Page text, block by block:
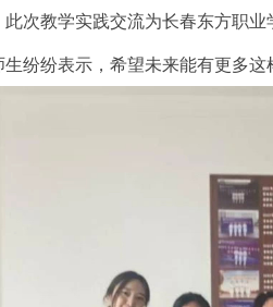
此次教学实践交流为长春东方职
生纷纷表示，希望未来能有更多